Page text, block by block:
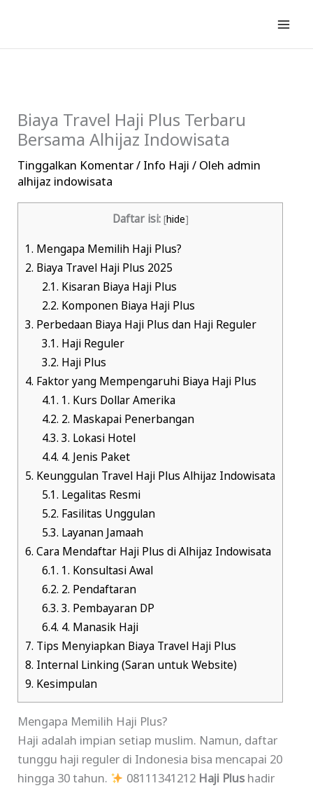
konten
Biaya Travel Haji Plus Terbaru
Bersama Alhijaz Indowisata
Tinggalkan Komentar/ Info Haji / Oleh admin
alhijaz indowisata
Daftar isi: [hide]
1. Mengapa Memilih Haji Plus?
2. Biaya Travel Haji Plus 2025
2.1. Kisaran Biaya Haji Plus
2.2. Komponen Biaya Haji Plus
3. Perbedaan Biaya Haji Plus dan Haji Reguler
3.1. Haji Reguler
3.2. Haji Plus
4. Faktor yang Mempengaruhi Biaya Haji Plus
4.1. 1. Kurs Dollar Amerika
4.2. 2. Maskapai Penerbangan
4.3. 3. Lokasi Hotel
4.4. 4. Jenis Paket
5. Keunggulan Travel Haji Plus Alhijaz Indowisata
5.1. Legalitas Resmi
5.2. Fasilitas Unggulan
5.3. Layanan Jamaah
6. Cara Mendaftar Haji Plus di Alhijaz Indowisata
6.1. 1. Konsultasi Awal
6.2. 2. Pendaftaran
6.3. 3. Pembayaran DP
6.4. 4. Manasik Haji
7. Tips Menyiapkan Biaya Travel Haji Plus
8. Internal Linking (Saran untuk Website)
9. Kesimpulan
Mengapa Memilih Haji Plus?
Haji adalah impian setiap muslim. Namun, daftar
tunggu haji reguler di Indonesia bisa mencapai 20
hingga 30 tahun.
08111341212 Haji Plushadir